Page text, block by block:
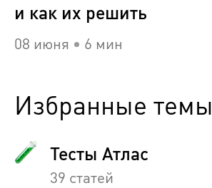
и как их решить
08 июня 6 мин
Избранные темы
Тесты Атлас
39 статей